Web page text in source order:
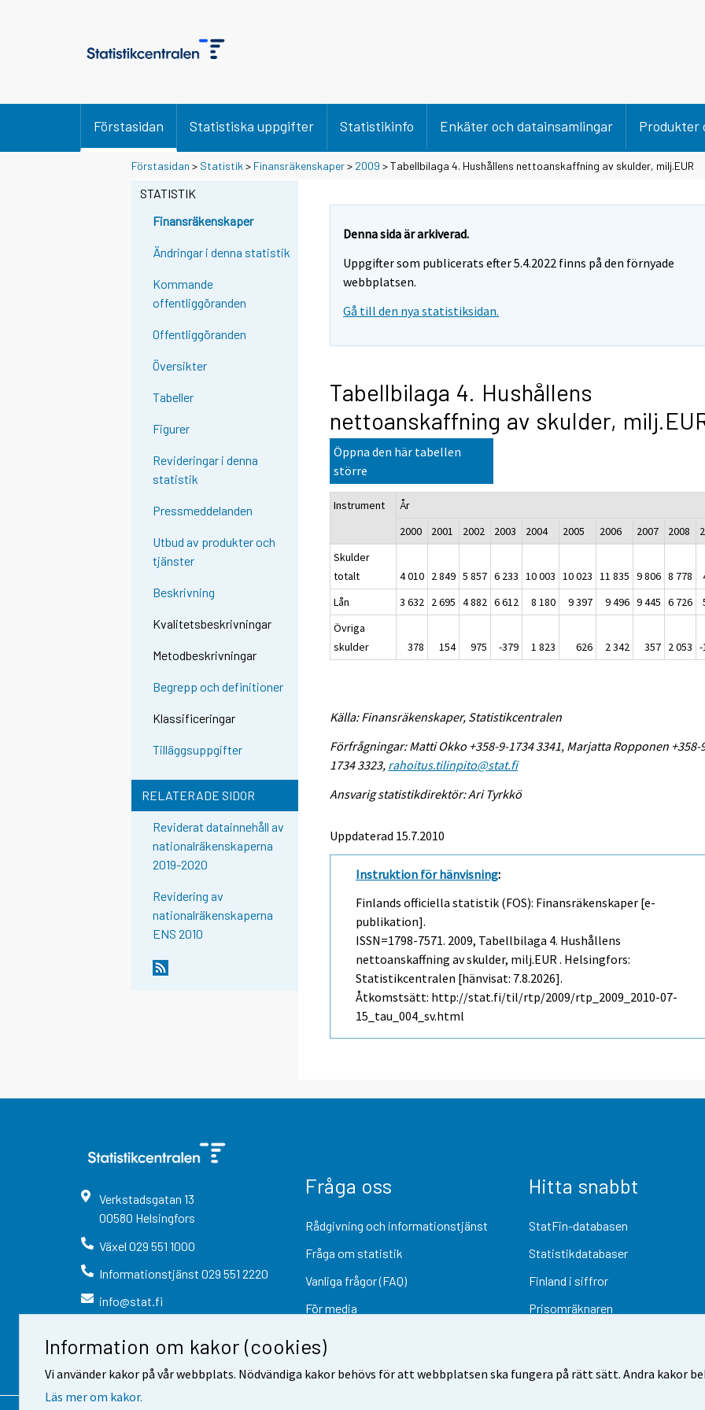
Information om kakor (cookies)
Vi använder kakor på vår webbplats. Nödvändiga kakor behövs för att webbplatsen ska fungera på rätt sätt. Andra kakor
Läs mer om kakor.
Förstasidan Statistiska uppgifter Statistikinfo Enkäter och datainsamlingar Produkter
Förstasidan > Statistik > Finansräkenskaper> 2009 > Tabellbilaga 4. Hushållens nettoanskaffning av skulder, milj.EUR
STATISTIK
Finansräkenskaper
Ändringar i denna statistik
Kommande
offentliggöranden
Offentliggöranden
Översikter
Tabeller
Figurer
Revideringar i denna
statistik
Pressmeddelanden
Utbud av produkter och
tjänster
Beskrivning
Kvalitetsbeskrivningar
Metodbeskrivningar
Begrepp och definitioner
Klassificeringar
Tilläggsuppgifter
RELATERADE SIDOR
Reviderat datainnehåll av
nationalräkenskaperna
2019-2020
Revidering av
nationalräkenskaperna
ENS 2010
Denna sida är arkiverad.
Uppgifter som publicerats efter 5.4.2022 finns på den förnyade
webbplatsen.
Gå till den nya statistiksidan.
Tabellbilaga 4. Hushållens
nettoanskaffning av skulder,
Öppna den här tabellen
större
Instrument
År
2000
2001 2002 2003 2004 2005 2006 2007 2008
Skulder
totalt
4 010 2 849 5 857 6 233 10 003 10 023 11 835 9 806 8 778
Lån
3 632 2 695 4 882 6 612 8 180 9 397 9 496 9 445 6 726
Övriga
skulder
378 154 975 -379 1 823 626 2 342 357 2 053 -
Källa: Finansräkenskaper, Statistikcentralen
Förfrågningar: Matti Okko +358-9-1734 3341, Marjatta Ropponen +358-
1734 3323, rahoitus.tilinpito@stat.fi
Ansvarig statistikdirektör: Ari Tyrkkö
Uppdaterad 15.7.2010
Instruktion för hänvisning:
Finlands officiella statistik (FOS): Finansräkenskaper [e-
publikation].
ISSN=1798-7571. 2009, Tabellbilaga 4. Hushållens
nettoanskaffning av skulder, milj.EUR . Helsingfors:
Statistikcentralen [hänvisat: 7.8.2026].
Åtkomstsätt: http://stat.fi/til/rtp/2009/rtp_2009_2010-07-
15_tau_004_sv.html
Verkstadsgatan 13
00580 Helsingfors
Växel 029 551 1000
Informationstjänst 029 551 2220
info@stat.fi
Fråga oss
Rådgivning och informationstjänst
Fråga om statistik
Vanliga frågor (FAQ)
För media
Hitta snabbt
StatFin-databasen
Statistikdatabaser
Finland i siffror
Prisomräknaren